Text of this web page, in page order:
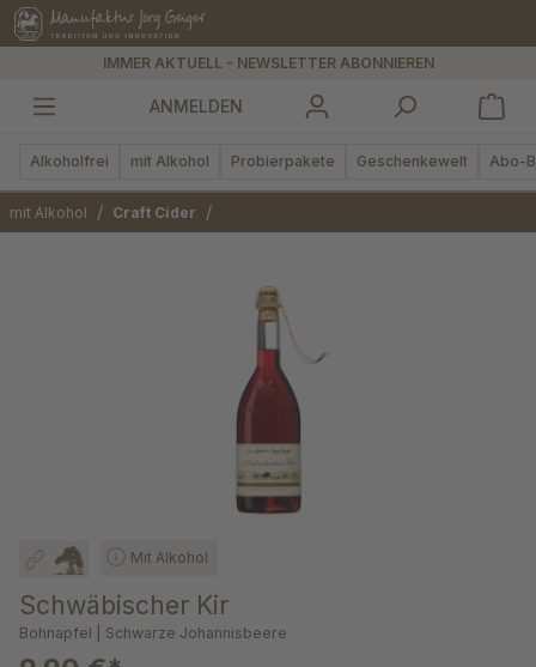
springen
IMMER AKTUELL - NEWSLETTER ABONNIEREN
ANMELDEN
Alkoholfrei mit Alkohol Probierpakete Geschenkewelt Abo-
mit Alkohol / Craft Cider /
Mit Alkohol
Schwäbischer Kir
Bohnapfel | Schwarze Johannisbeere